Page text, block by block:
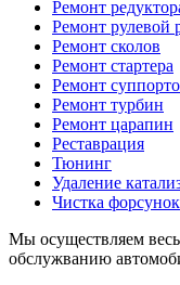
Ремонт
Ремонт рулевой
Ремонт сколов
Ремонт стартера
Ремонт
Ремонт турбин
Ремонт царапин
Реставрация
Тюнинг
Удаление
Чистка форсунок
Мы осуществляем
обслужванию